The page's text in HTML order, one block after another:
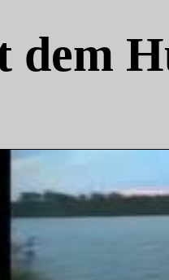
dem